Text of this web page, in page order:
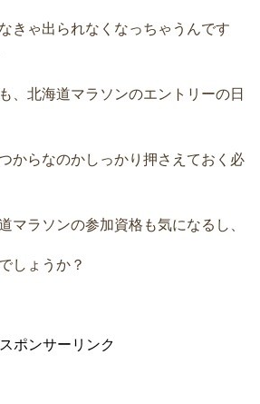
きゃ出られなくなっちゃうんです
、北海道マラソンのエントリーの日
からなのかしっかり押さえておく必
マラソンの参加資格も気になるし、
しょうか？
スポンサーリンク